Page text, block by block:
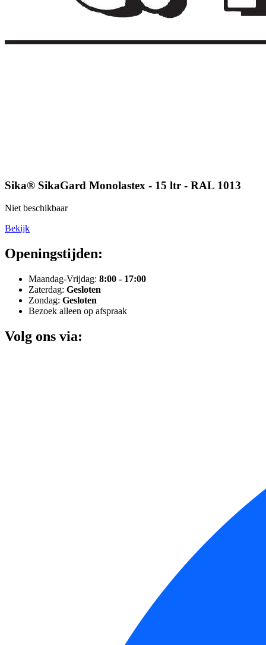
Sika® SikaGard Monolastex - 15 ltr - RAL 1013
Niet beschikbaar
Bekijk
Openingstijden:
Maandag-Vrijdag: 8:00 - 17:00
Zaterdag: Gesloten
Zondag: Gesloten
Bezoek alleen op afspraak
Volg ons via: